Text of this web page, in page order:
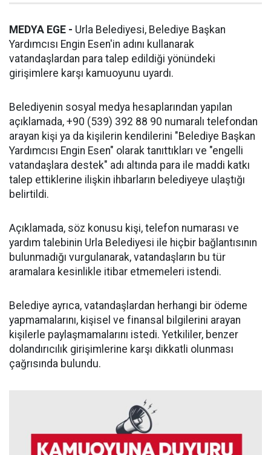
MEDYA EGE - Urla Belediyesi, Belediye Başkan
Yardımcısı Engin Esen'in adını kullanarak
vatandaşlardan para talep edildiği yönündeki
girişimlere karşı kamuoyunu uyardı.
Belediyenin sosyal medya hesaplarından yapılan
açıklamada, +90 (539) 392 88 90 numaralı telefondan
arayan kişi ya da kişilerin kendilerini "Belediye Başkan
Yardımcısı Engin Esen" olarak tanıttıkları ve "engelli
vatandaşlara destek" adı altında para ile maddi katkı
talep ettiklerine ilişkin ihbarların belediyeye ulaştığı
belirtildi.
Açıklamada, söz konusu kişi, telefon numarası ve
yardım talebinin Urla Belediyesi ile hiçbir bağlantısının
bulunmadığı vurgulanarak, vatandaşların bu tür
aramalara kesinlikle itibar etmemeleri istendi.
Belediye ayrıca, vatandaşlardan herhangi bir ödeme
yapmamalarını, kişisel ve finansal bilgilerini arayan
kişilerle paylaşmamalarını istedi. Yetkililer, benzer
dolandırıcılık girişimlerine karşı dikkatli olunması
çağrısında bulundu.